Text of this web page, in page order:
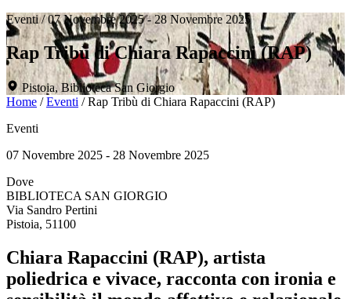
Eventi / 07 Novembre 2025 - 28 Novembre 2025
Rap Tribù di Chiara Rapaccini (RAP)
Pistoia, Biblioteca San Giorgio
Home /Eventi /Rap Tribù di Chiara Rapaccini (RAP)
Eventi
07 Novembre 2025 - 28 Novembre 2025
Dove
BIBLIOTECA SAN GIORGIO
Via Sandro Pertini
Pistoia, 51100
Chiara Rapaccini (RAP), artista
poliedrica e vivace, racconta con ironia e